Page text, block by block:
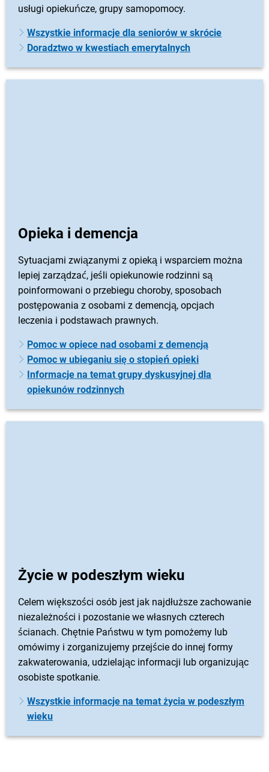
usługi opiekuńcze, grupy samopomocy.
Wszystkie informacje dla seniorów w skrócie
Doradztwo w kwestiach emerytalnych
Opieka i demencja
Sytuacjami związanymi z opieką i wsparciem można
lepiej zarządzać, jeśli opiekunowie rodzinni są
poinformowani o przebiegu choroby, sposobach
postępowania z osobami z demencją, opcjach
leczenia i podstawach prawnych.
Pomoc w opiece nad osobami z demencją
Pomoc w ubieganiu się o stopień opieki
Informacje na temat grupy dyskusyjnej dla
opiekunów rodzinnych
Życie w podeszłym wieku
Celem większości osób jest jak najdłuższe zachowanie
niezależności i pozostanie we własnych czterech
ścianach. Chętnie Państwu w tym pomożemy lub
omówimy i zorganizujemy przejście do innej formy
zakwaterowania, udzielając informacji lub organizując
osobiste spotkanie.
Wszystkie informacje na temat życia w podeszłym
wieku